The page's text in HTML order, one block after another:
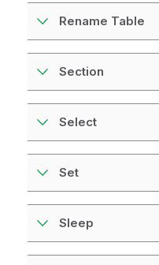
Rename Table
Section
Select
Set
Sleep